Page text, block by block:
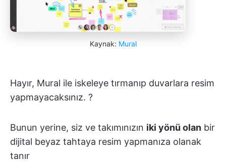
Kaynak: Mural
Hayır, Mural ile iskeleye tırmanıp duvarlara resim
yapmayacaksınız. ?
Bunun yerine, siz ve takımınızın iki yönü olan bir
dijital beyaz tahtaya resim yapmanıza olanak
tanır